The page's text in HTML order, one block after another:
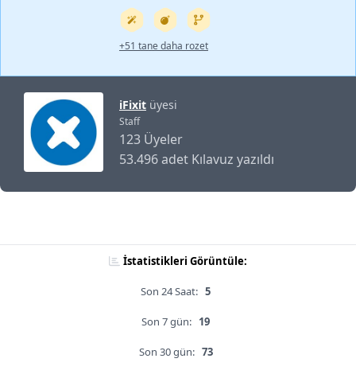
+51 tane daha rozet
iFixit üyesi
Staff
123 Üyeler
53.496 adet Kılavuz yazıldı
İstatistikleri Görüntüle:
Son 24 Saat: 5
Son 7 gün: 19
Son 30 gün: 73